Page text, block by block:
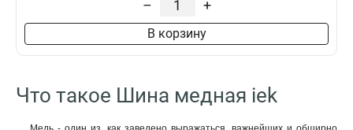
8x40x1мм 1
6x100x1мм
6x63x1мм 1
– +
В корзину
Что такое Шина медная iek